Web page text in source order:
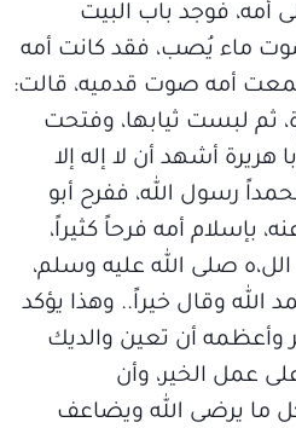
أمه، فوجد باب البيت
ماء يُصب، فقد كانت أمه
أمه صوت قدميه، قالت:
ثم لبست ثيابها، وفتحت
هريرة أشهد أن لا إله إلا
رسول الله، ففرح أبو
بإسلام أمه فرحاً كثيراً،
صلى الله عليه وسلم،
الله وقال خيراً.. وهذا يؤكد
وأعظمه أن تعين والديك
عمل الخير، وأن
ما يرضى الله ويضاعف